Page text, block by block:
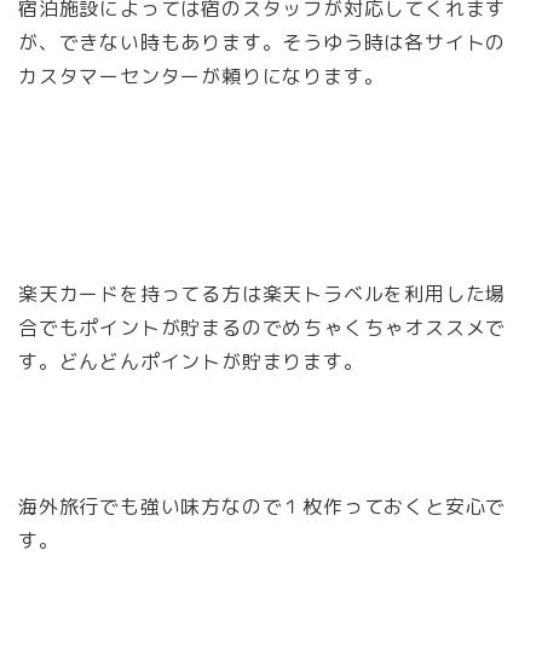
宿泊施設によっては宿のスタッフが対応してくれます
が、できない時もあります。そうゆう時は各サイトの
カスタマーセンターが頼りになります。
楽天カードを持ってる方は楽天トラベルを利用した場
合でもポイントが貯まるのでめちゃくちゃオススメで
す。どんどんポイントが貯まります。
海外旅行でも強い味方なので１枚作っておくと安心で
す。